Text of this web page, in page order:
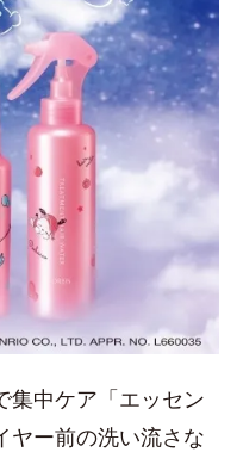
集中ケア「エッセン
ヤー前の洗い流さな